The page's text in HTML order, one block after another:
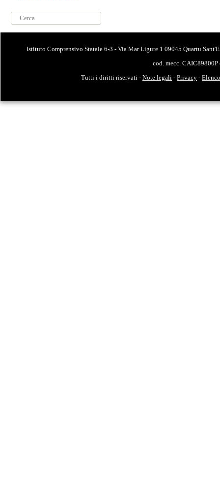
Cerca...
Istituto Comprensivo Statale 6-3 - Via Mar Ligure 1 09045 Quartu
cod. mecc.
Tutti i diritti riservati - Note legali - Privacy -